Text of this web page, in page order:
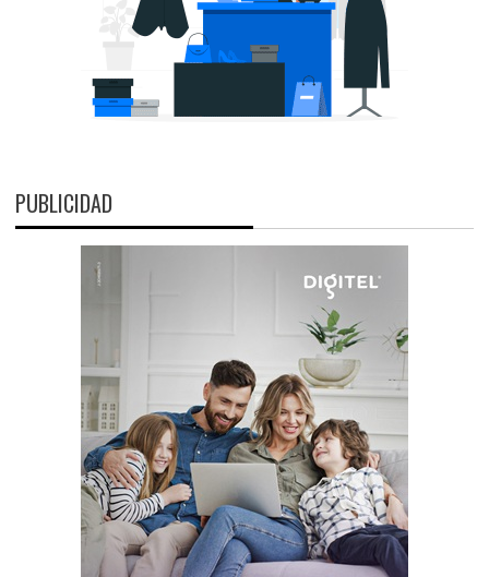
PUBLICIDAD